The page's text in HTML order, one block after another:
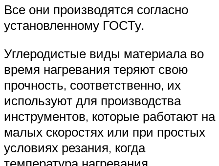
Все они производятся согласно
установленному ГОСТу.
Углеродистые виды материала во
время нагревания теряют свою
прочность, соответственно, их
используют для производства
инструментов, которые работают на
малых скоростях или при простых
условиях резания, когда
температура нагревания